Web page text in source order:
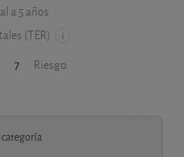
a 5 años
(TER)
7 Riesgo